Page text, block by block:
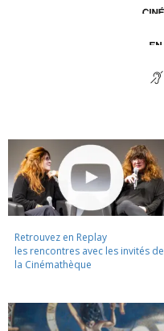
Retrouvez en Replay
les rencontres avec les invités de
la Cinémathèque